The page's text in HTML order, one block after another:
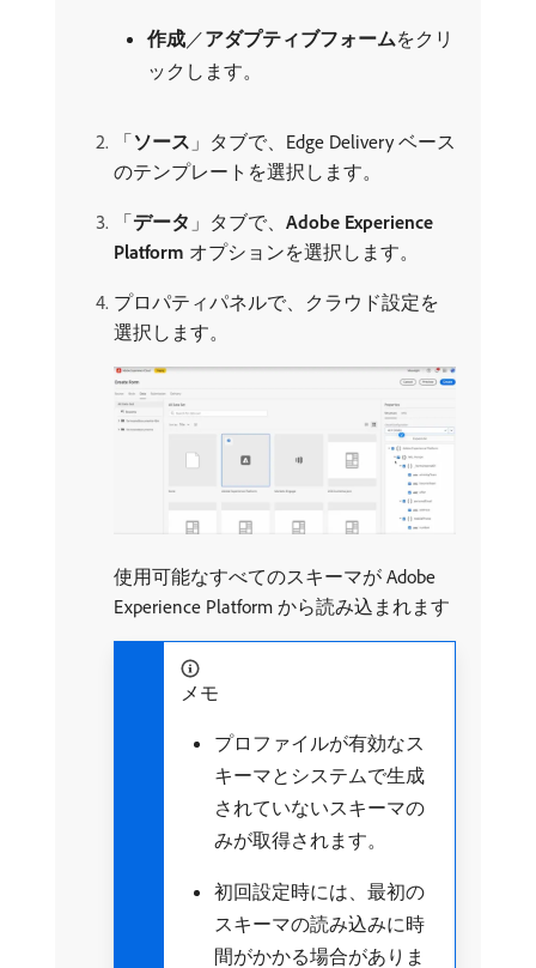
作成 ／アダプティブフォーム​をクリ
ックします。
「ソース 」タブで、Edge Delivery ベース
のテンプレートを選択します。
「データ 」タブで、 Adobe Experience
Platform オプションを選択します。
プロパティパネルで、クラウド設定を
選択します。
使用可能なすべてのスキーマが Adobe
Experience Platform から読み込まれます
メモ
プロファイルが有効なス
キーマとシステムで生成
されていないスキーマの
みが取得されます。
初回設定時には、最初の
スキーマの読み込みに時
間がかかる場合がありま